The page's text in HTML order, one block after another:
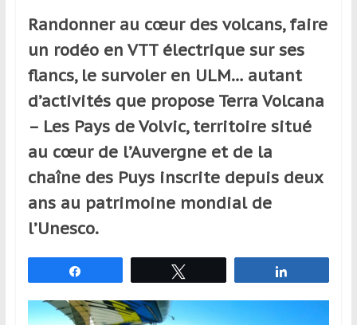
voyageurs
ponctuels
ou
réguliers,
pratiquants,
passionnés
simples
spectateurs
de
sport,
qui
se
déplacent
en
France
Randonner au cœur des volcans, faire
un rodéo en VTT électrique sur ses
flancs, le survoler en ULM… autant
d’activités que propose Terra Volcana
– Les Pays de Volvic, territoire situé
au cœur de l’Auvergne et de la
chaîne des Puys inscrite depuis deux
ans au patrimoine mondial de
l’Unesco.